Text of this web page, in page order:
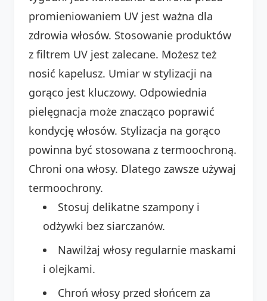
promieniowaniem UV jest ważna dla
zdrowia włosów. Stosowanie produktów
z filtrem UV jest zalecane. Możesz też
nosić kapelusz. Umiar w stylizacji na
gorąco jest kluczowy. Odpowiednia
pielęgnacja może znacząco poprawić
kondycję włosów. Stylizacja na gorąco
powinna być stosowana z termoochroną.
Chroni ona włosy. Dlatego zawsze używaj
termoochrony.
Stosuj delikatne szampony i
odżywki bez siarczanów.
Nawilżaj włosy regularnie maskami
i olejkami.
Chroń włosy przed słońcem za